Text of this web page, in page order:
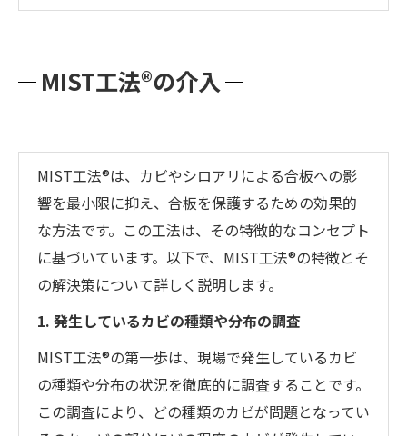
MIST工法®の介入
MIST工法®は、カビやシロアリによる合板への影
響を最小限に抑え、合板を保護するための効果的
な方法です。この工法は、その特徴的なコンセプト
に基づいています。以下で、MIST工法®の特徴とそ
の解決策について詳しく説明します。
1. 発生しているカビの種類や分布の調査
MIST工法®の第一歩は、現場で発生しているカビ
の種類や分布の状況を徹底的に調査することです。
この調査により、どの種類のカビが問題となってい